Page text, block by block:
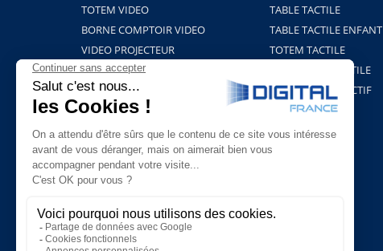
TOTEM VIDEO
BORNE COMPTOIR VIDEO
VIDEO PROJECTEUR
BORNE HOLOGRAMME
SUPPORTS ET FIXATIONS
PLAYERS & LOGICIELS
TABLE TACTILE
TABLE TACTILE ENFANT
TOTEM TACTILE
PROJECTION TACTILE
TABLEAU INTERACTIF
BORNE COVID-19